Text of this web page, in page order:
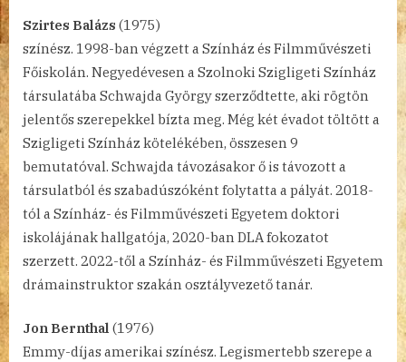
Szirtes Balázs (1975)
színész. 1998-ban végzett a Színház és Filmművészeti
Főiskolán. Negyedévesen a Szolnoki Szigligeti Színház
társulatába Schwajda György szerződtette, aki rögtön
jelentős szerepekkel bízta meg. Még két évadot töltött a
Szigligeti Színház kötelékében, összesen 9
bemutatóval. Schwajda távozásakor ő is távozott a
társulatból és szabadúszóként folytatta a pályát. 2018-
tól a Színház- és Filmművészeti Egyetem doktori
iskolájának hallgatója, 2020-ban DLA fokozatot
szerzett. 2022-től a Színház- és Filmművészeti Egyetem
drámainstruktor szakán osztályvezető tanár.
Jon Bernthal (1976)
Emmy-díjas amerikai színész. Legismertebb szerepe a